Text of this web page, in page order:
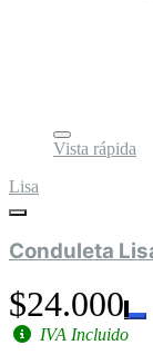
Vista rápida
Lisa
Conduleta
$24.000
IVA Incluido